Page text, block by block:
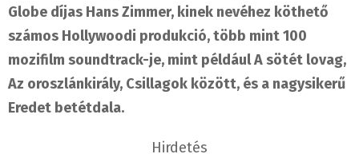
Globe díjas Hans Zimmer, kinek nevéhez köthető
számos Hollywoodi produkció, több mint 100
mozifilm soundtrack-je, mint például A sötét lovag,
Az oroszlánkirály, Csillagok között, és a nagysikerű
Eredet betétdala.
Hirdetés